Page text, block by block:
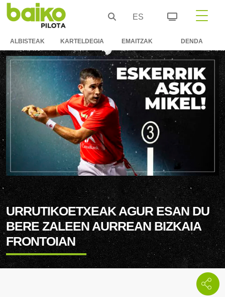
ES
ALBISTEAK KARTELDEGIA EMAITZAK DENDA
URRUTIKOETXEAK AGUR ESAN DU
BERE ZALEEN AURREAN BIZKAIA
FRONTOIAN